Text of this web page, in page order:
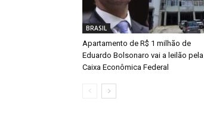
BRASIL
Apartamento de R$ 1 milhão de
Eduardo Bolsonaro vai a leilão pela
Caixa Econômica Federal